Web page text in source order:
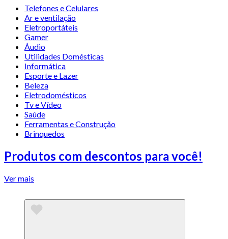
Telefones e Celulares
Ar e ventilação
Eletroportáteis
Gamer
Áudio
Utilidades Domésticas
Informática
Esporte e Lazer
Beleza
Eletrodomésticos
Tv e Vídeo
Saúde
Ferramentas e Construção
Brinquedos
Produtos com descontos para você!
Ver mais